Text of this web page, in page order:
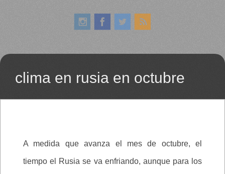
clima en rusia en octubre
A medida que avanza el mes de octubre, el
tiempo el Rusia se va enfriando, aunque para los